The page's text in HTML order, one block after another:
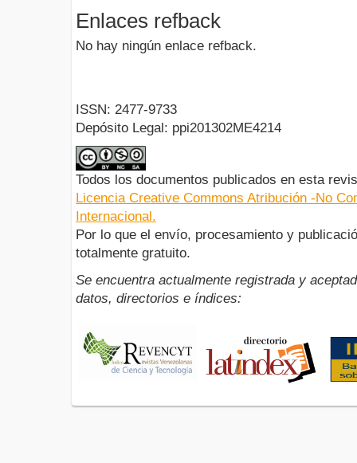
Enlaces refback
No hay ningún enlace refback.
ISSN: 2477-9733
Depósito Legal: ppi201302ME4214
Todos los documentos publicados en esta
Licencia Creative Commons Atribución -No
Internacional.
Por lo que el envío, procesamiento y
totalmente gratuito.
Se encuentra actualmente registrada y
datos, directorios e índices: